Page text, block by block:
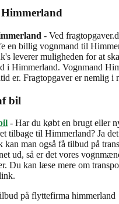
- Ved
en billig vognmand til
leverer muligheden for at
i Himmerland. Vognmand
er. Fragtopgaver er nemlig i
bil
- Har du købt en brugt eller
tilbage til Himmerland? Ja
kan man også få tilbud på
ud, så er det vores
Du kan læse mere om
på flyttefirma himmerland